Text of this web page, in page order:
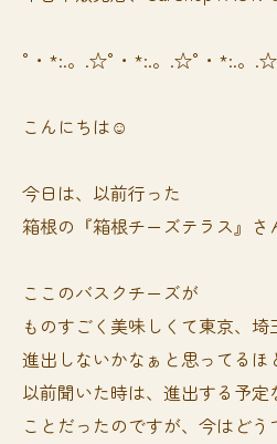
°・*:.。.☆°・*:.。.☆°・*:.。
こんにちは☺️
今日は、以前行った
箱根の『箱根チーズテラス』さ
ここのバスクチーズが
ものすごく美味しくて東京、埼
進出しないかなぁと思ってるほ
以前聞いた時は、進出する予定
ことだったのですが、今はどう